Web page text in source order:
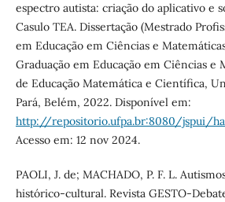
espectro autista: criação do aplicativo e
Casulo TEA. Dissertação (Mestrado
em Educação em Ciências e
Graduação em Educação em Ciências e
de Educação Matemática e Científica,
Pará, Belém, 2022. Disponível em:
http://repositorio.ufpa.br:8080/jspui/
Acesso em: 12 nov 2024.
PAOLI, J. de; MACHADO, P. F. L.
histórico-cultural. Revista GESTO-